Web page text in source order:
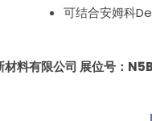
可结合安姆科
材料有限公司 展位号：